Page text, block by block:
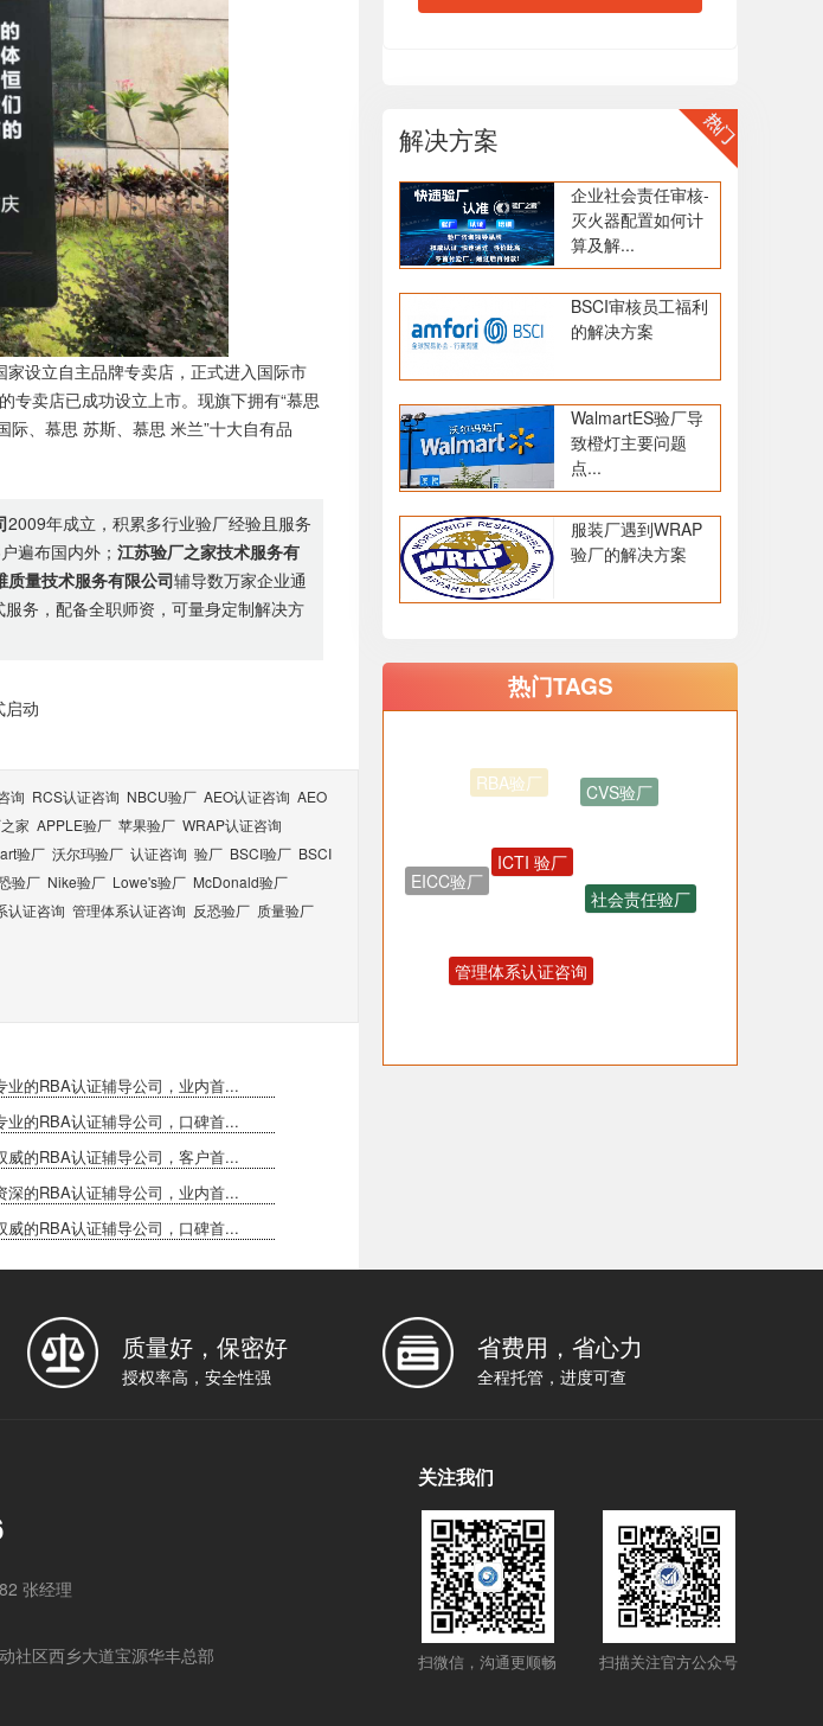
设立自主品牌专卖店，正式进入国际市
专卖店已成功设立上市。现旗下拥有“慕思
、慕思 苏斯、慕思 米兰”十大自有品
2009年成立，积累多行业验厂经验且服务
遍布国内外；江苏验厂之家技术服务有
质量技术服务有限公司辅导数万家企业通
务，配备全职师资，可量身定制解决方
启动
询 RCS认证咨询 NBCU验厂 AEO认证咨询 AEO
家 APPLE验厂 苹果验厂 WRAP认证咨询
验厂 沃尔玛验厂 认证咨询 验厂 BSCI验厂 BSCI
验厂 Nike验厂 Lowe's验厂 McDonald验厂
认证咨询 管理体系认证咨询 反恐验厂 质量验厂
业的RBA认证辅导公司，业内首...
业的RBA认证辅导公司，口碑首...
威的RBA认证辅导公司，客户首...
深的RBA认证辅导公司，业内首...
威的RBA认证辅导公司，口碑首...
解决方案
企业社会责任审核-
灭火器配置如何计
算及解...
BSCI审核员工福利
的解决方案
WalmartES验厂导
致橙灯主要问题
点...
服装厂遇到WRAP
验厂的解决方案
热门TAGS
CVS验厂
EICC验厂
OHSAS18001认证咨询
质量好，保密好
授权率高，安全性强
省费用，省心力
全程托管，进度可查
张经理
社区西乡大道宝源华丰总部
关注我们
扫微信，沟通更顺畅 扫描关注官方公众号